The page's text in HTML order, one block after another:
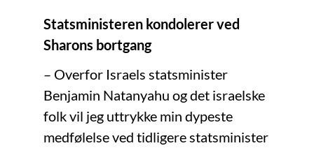
Statsministeren kondolerer ved
Sharons bortgang
– Overfor Israels statsminister
Benjamin Natanyahu og det israelske
folk vil jeg uttrykke min dypeste
medfølelse ved tidligere statsminister